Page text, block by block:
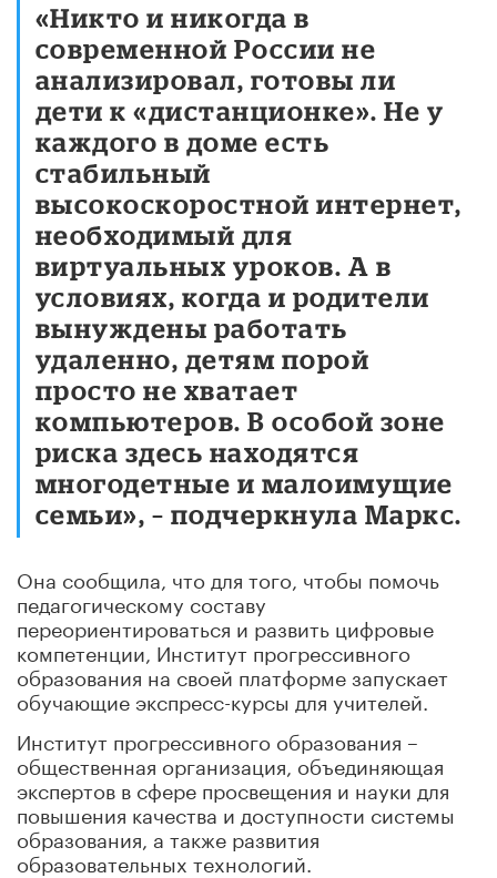
«Никто и никогда в
современной России не
анализировал, готовы ли
дети к «дистанционке». Не у
каждого в доме есть
стабильный
высокоскоростной интернет,
необходимый для
виртуальных уроков. А в
условиях, когда и родители
вынуждены работать
удаленно, детям порой
просто не хватает
компьютеров. В особой зоне
риска здесь находятся
многодетные и малоимущие
семьи», – подчеркнула Маркс.
Она сообщила, что для того, чтобы помочь
педагогическому составу
переориентироваться и развить цифровые
компетенции, Институт прогрессивного
образования на своей платформе запускает
обучающие экспресс-курсы для учителей.
Институт прогрессивного образования –
общественная организация, объединяющая
экспертов в сфере просвещения и науки для
повышения качества и доступности системы
образования, а также развития
образовательных технологий.